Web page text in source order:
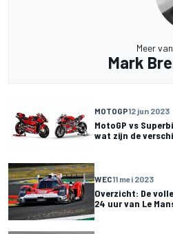
Meer van
Mark
MOTOGP12 jun 2023
MotoGP vs
wat zijn de
WEC11 mei 2023
Overzicht: De
24 uur van Le